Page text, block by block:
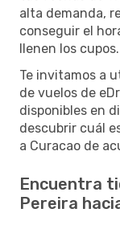
alta demanda,
conseguir el
llenen los cupos.
Te invitamos a
de vuelos de
disponibles en
descubrir cuál
a Curacao de
Encuentra
Pereira